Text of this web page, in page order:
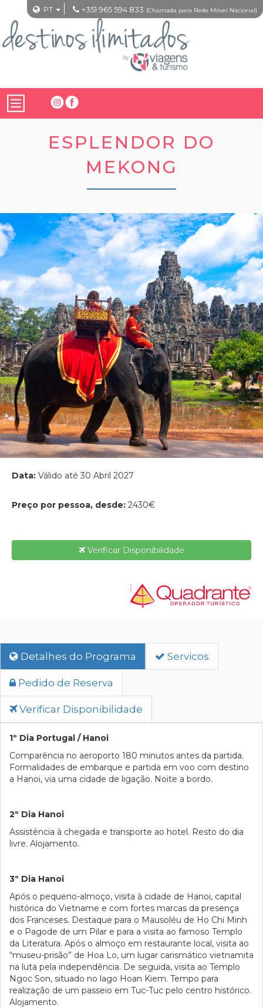
PT +351 965 594 833 (Chamada para Rede Móvel Nacional)
ESPLENDOR DO
MEKONG
Data: Válido até 30 Abril 2027
Preço por pessoa, desde: 2430€
Verificar Disponibilidade
Detalhes do Programa Servicos
Pedido de Reserva
Verificar Disponibilidade
1º Dia Portugal / Hanoi
Comparência no aeroporto 180 minutos antes da partida.
Formalidades de embarque e partida em voo com destino
a Hanoi, via uma cidade de ligação. Noite a bordo.
2º Dia Hanoi
Assistência à chegada e transporte ao hotel. Resto do dia
livre. Alojamento.
3º Dia Hanoi
Após o pequeno-almoço, visita à cidade de Hanoi, capital
histórica do Vietname e com fortes marcas da presença
dos Franceses. Destaque para o Mausoléu de Ho Chi Minh
e o Pagode de um Pilar e para a visita ao famoso Templo
da Literatura. Após o almoço em restaurante local, visita ao
“museu-prisão” de Hoa Lo, um lugar carismático vietnamita
na luta pela independência. De seguida, visita ao Templo
Ngoc Son, situado no lago Hoan Kiem. Tempo para
realização de um passeio em Tuc-Tuc pelo centro histórico.
Alojamento.